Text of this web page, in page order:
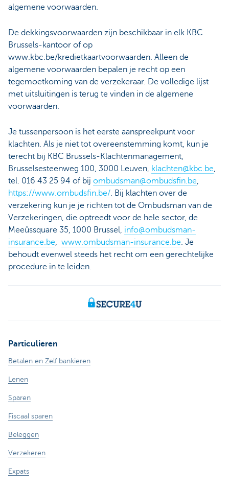
algemene voorwaarden.
De dekkingsvoorwaarden zijn beschikbaar in elk KBC
Brussels-kantoor of op
www.kbc.be/kredietkaartvoorwaarden. Alleen de
algemene voorwaarden bepalen je recht op een
tegemoetkoming van de verzekeraar. De volledige lijst
met uitsluitingen is terug te vinden in de algemene
voorwaarden.
Je tussenpersoon is het eerste aanspreekpunt voor
klachten. Als je niet tot overeenstemming komt, kun je
terecht bij KBC Brussels-Klachtenmanagement,
Brusselsesteenweg 100, 3000 Leuven, klachten@kbc.be,
tel. 016 43 25 94 of bij ombudsman@ombudsfin.be,
https://www.ombudsfin.be/. Bij klachten over de
verzekering kun je je richten tot de Ombudsman van de
Verzekeringen, die optreedt voor de hele sector, de
Meeûssquare 35, 1000 Brussel, info@ombudsman-
insurance.be, www.ombudsman-insurance.be. Je
behoudt evenwel steeds het recht om een gerechtelijke
procedure in te leiden.
Particulieren
Betalen en Zelf bankieren
Lenen
Sparen
Fiscaal sparen
Beleggen
Verzekeren
Expats